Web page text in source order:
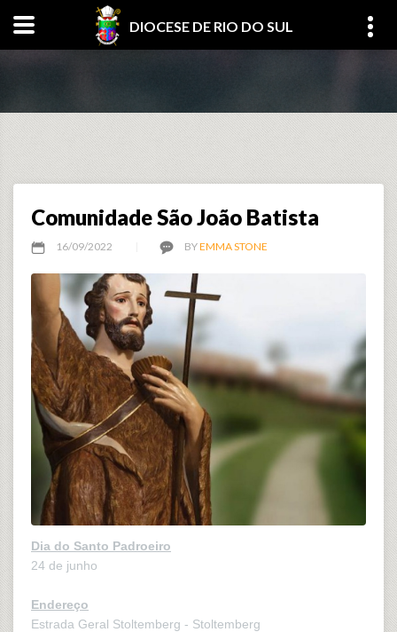
DIOCESE DE RIO DO SUL
Comunidade São João Batista
16/09/2022 BYEMMA STONE
Dia do Santo Padroeiro
24 de junho
Endereço
Estrada Geral Stoltemberg - Stoltemberg